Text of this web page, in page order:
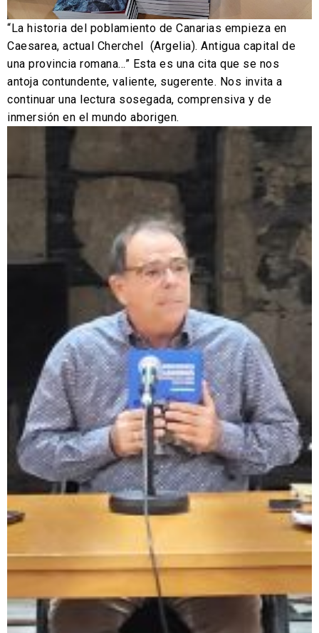
“La historia del poblamiento de Canarias empieza en
Caesarea, actual Cherchel (Argelia). Antigua capital de
una provincia romana…” Esta es una cita que se nos
antoja contundente, valiente, sugerente. Nos invita a
continuar una lectura sosegada, comprensiva y de
inmersión en el mundo aborigen.